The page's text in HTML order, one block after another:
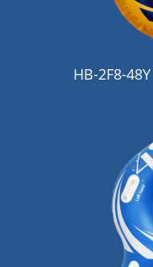
HB-2F8-